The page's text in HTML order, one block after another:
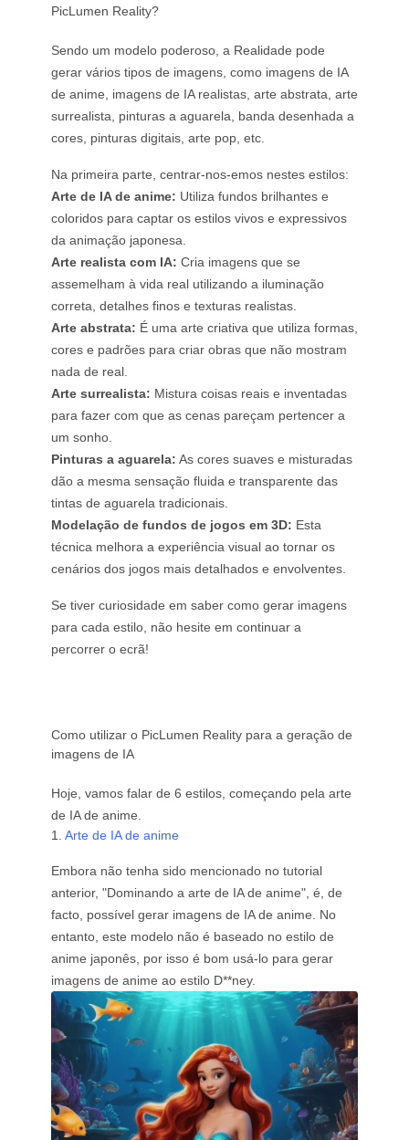
PicLumen Reality?
Sendo um modelo poderoso, a Realidade pode
gerar vários tipos de imagens, como imagens de IA
de anime, imagens de IA realistas, arte abstrata, arte
surrealista, pinturas a aguarela, banda desenhada a
cores, pinturas digitais, arte pop, etc.
Na primeira parte, centrar-nos-emos nestes estilos:
Arte de IA de anime: Utiliza fundos brilhantes e
coloridos para captar os estilos vivos e expressivos
da animação japonesa.
Arte realista com IA: Cria imagens que se
assemelham à vida real utilizando a iluminação
correta, detalhes finos e texturas realistas.
Arte abstrata: É uma arte criativa que utiliza formas,
cores e padrões para criar obras que não mostram
nada de real.
Arte surrealista: Mistura coisas reais e inventadas
para fazer com que as cenas pareçam pertencer a
um sonho.
Pinturas a aguarela: As cores suaves e misturadas
dão a mesma sensação fluida e transparente das
tintas de aguarela tradicionais.
Modelação de fundos de jogos em 3D: Esta
técnica melhora a experiência visual ao tornar os
cenários dos jogos mais detalhados e envolventes.
Se tiver curiosidade em saber como gerar imagens
para cada estilo, não hesite em continuar a
percorrer o ecrã!
Como utilizar o PicLumen Reality para a geração de
imagens de IA
Hoje, vamos falar de 6 estilos, começando pela arte
de IA de anime.
1. Arte de IA de anime
Embora não tenha sido mencionado no tutorial
anterior, "Dominando a arte de IA de anime", é, de
facto, possível gerar imagens de IA de anime. No
entanto, este modelo não é baseado no estilo de
anime japonês, por isso é bom usá-lo para gerar
imagens de anime ao estilo D**ney.